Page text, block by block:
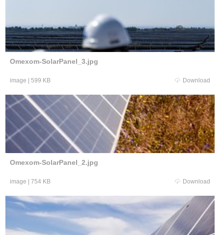
Omexom-SolarPanel_3.jpg
image | 599 KB Download
Omexom-SolarPanel_2.jpg
image | 754 KB Download